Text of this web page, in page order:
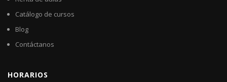
Catálogo de cursos
Blog
Contáctanos
HORARIOS